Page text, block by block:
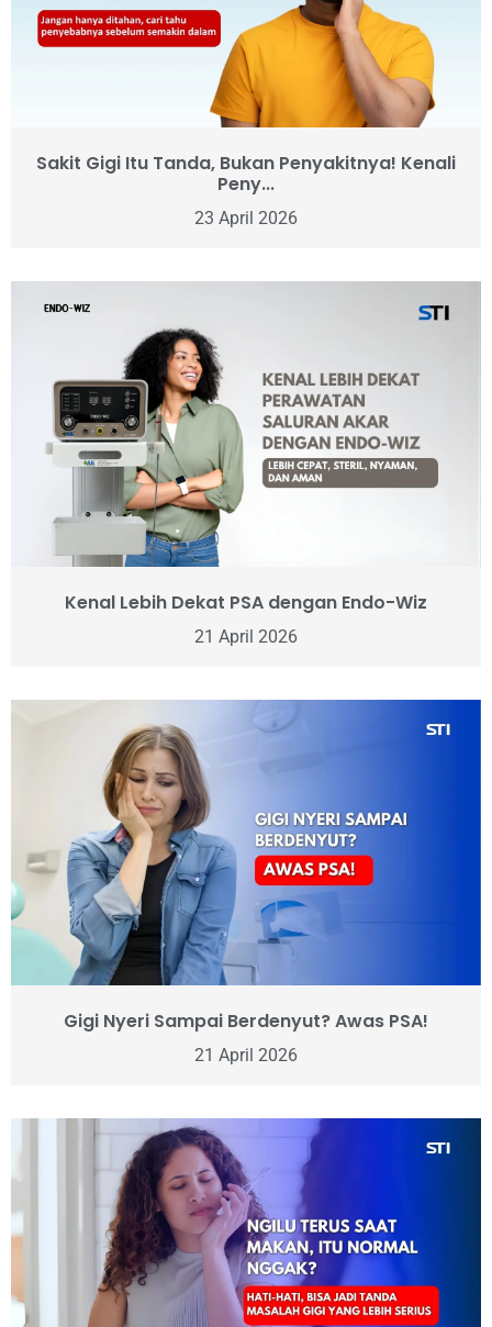
Sakit Gigi Itu Tanda, Bukan Penyakitnya! Kenali
Peny...
23 April 2026
Kenal Lebih Dekat PSA dengan Endo-Wiz
21 April 2026
Gigi Nyeri Sampai Berdenyut? Awas PSA!
21 April 2026